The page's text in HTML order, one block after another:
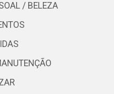
/ BELEZA